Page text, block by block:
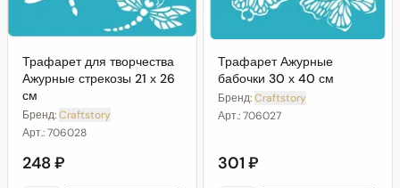
Трафарет для творчества
Ажурные стрекозы 21 х 26
см
Бренд:Craftstory
Арт.:706028
248 ₽
Трафарет Ажурные
бабочки 30 х 40 см
Бренд:Craftstory
Арт.:706027
301 ₽